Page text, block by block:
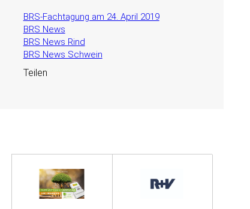
BRS-Fachtagung am 24. April 2019
BRS News
BRS News Rind
BRS News Schwein
Teilen